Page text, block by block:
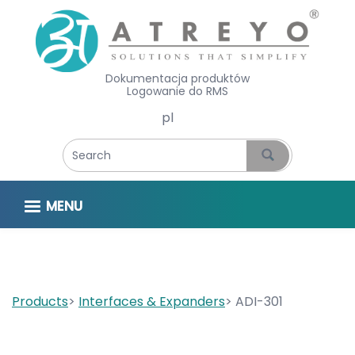
Dokumentacja produktów
Logowanie do RMS
Select your language
MENU
Products Interfaces & Expanders ADI-301